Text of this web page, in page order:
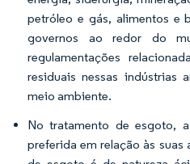
petróleo e gás, alimentos e
governos ao redor do
regulamentações
residuais nessas indústrias
meio ambiente.
No tratamento de esgoto,
preferida em relação às